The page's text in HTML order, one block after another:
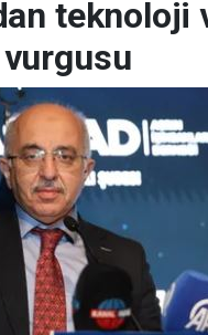
teknoloji